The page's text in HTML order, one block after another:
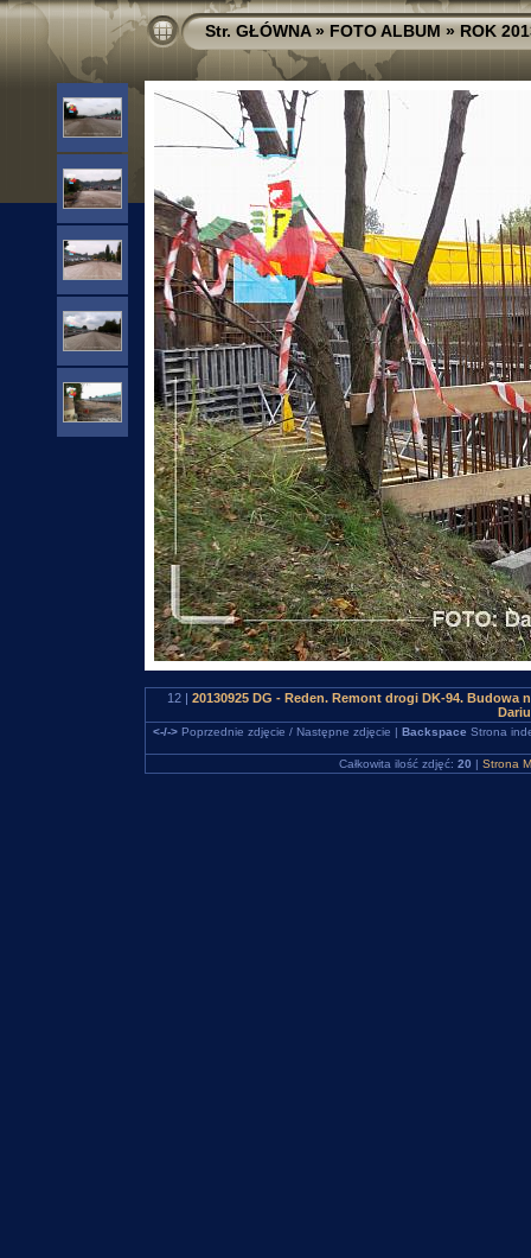
Str. GŁÓWNA»FOTO ALBUM»ROK
12 | 20130925 DG - Reden. Remont drogi DK-94.
<-/->Poprzednie zdjęcie / Następne zdjęcie | Backspace Strona
Całkowita ilość zdjęć: 20 | Strona